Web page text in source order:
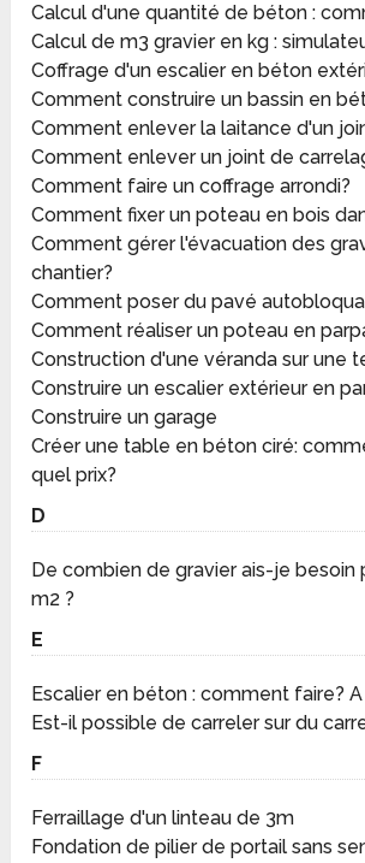
Calcul d'une quantité de béton :
Calcul de m3 gravier en kg :
Coffrage d'un escalier en béton
Comment construire un bassin en
Comment enlever la laitance d'un
Comment enlever un joint de
Comment faire un coffrage arrondi?
Comment fixer un poteau en bois
Comment gérer l'évacuation des
chantier?
Comment poser du pavé
Comment réaliser un poteau en
Construction d'une véranda sur une
Construire un escalier extérieur en
Construire un garage
Créer une table en béton ciré:
quel prix?
D
De combien de gravier ais-je besoin
m2 ?
E
Escalier en béton : comment faire?
Est-il possible de carreler sur du
F
Ferraillage d'un linteau de 3m
Fondation de pilier de portail sans